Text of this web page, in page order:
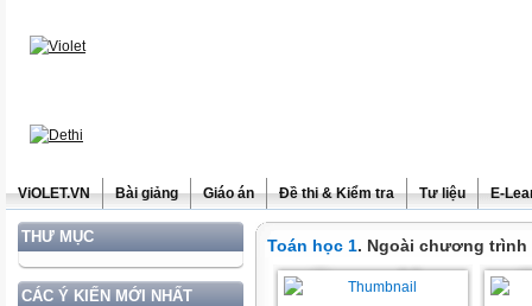
ViOLET.VN Bài giảng Giáo án Đề thi & Kiểm tra Tư liệu E-
THƯ MỤC
CÁC Ý KIẾN MỚI NHẤT
Toán học 1. Ngoài chương trình